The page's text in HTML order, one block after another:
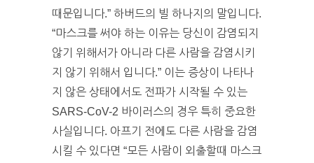
때문입니다.” 하버드의 빌 하나지의 말입니다.
“마스크를 써야 하는 이유는 당신이 감염되지
않기 위해서가 아니라 다른 사람을 감염시키
지 않기 위해서 입니다.” 이는 증상이 나타나
지 않은 상태에서도 전파가 시작될 수 있는
SARS-CoV-2 바이러스의 경우 특히 중요한
사실입니다. 아프기 전에도 다른 사람을 감염
시킬 수 있다면 “모든 사람이 외출할때 마스크